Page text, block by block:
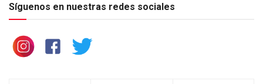
Síguenos en nuestras redes sociales